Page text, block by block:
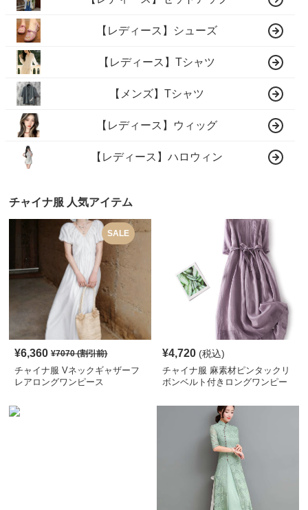
【レディース】シューズ
【レディース】Tシャツ
【メンズ】Tシャツ
【レディース】ウィッグ
【レディース】ハロウィン
チャイナ服 人気アイテム
SALE
¥6,360 ¥7070(割引前)
チャイナ服 Vネックギャザーフ
レアロングワンピース
¥4,720 (税込)
チャイナ服 麻素材ピンタックリ
ボンベルト付きロングワンピー